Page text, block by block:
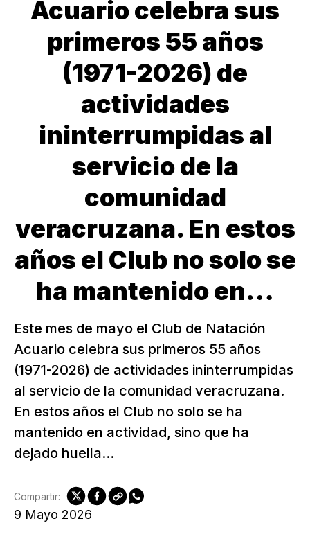
Acuario celebra sus
primeros 55 años
(1971-2026) de
actividades
ininterrumpidas al
servicio de la
comunidad
veracruzana. En estos
años el Club no solo se
ha mantenido en…
Este mes de mayo el Club de Natación
Acuario celebra sus primeros 55 años
(1971-2026) de actividades ininterrumpidas
al servicio de la comunidad veracruzana.
En estos años el Club no solo se ha
mantenido en actividad, sino que ha
dejado huella...
9 Mayo 2026
Compartir: